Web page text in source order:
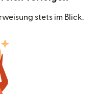
stets im Blick.